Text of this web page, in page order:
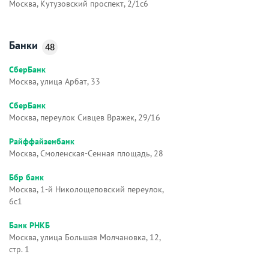
Москва, Кутузовский проспект, 2/1с6
Банки 48
СберБанк
Москва, улица Арбат, 33
СберБанк
Москва, переулок Сивцев Вражек, 29/16
Райффайзенбанк
Москва, Смоленская-Сенная площадь, 28
Ббр банк
Москва, 1-й Николощеповский переулок,
6с1
Банк РНКБ
Москва, улица Большая Молчановка, 12,
стр. 1